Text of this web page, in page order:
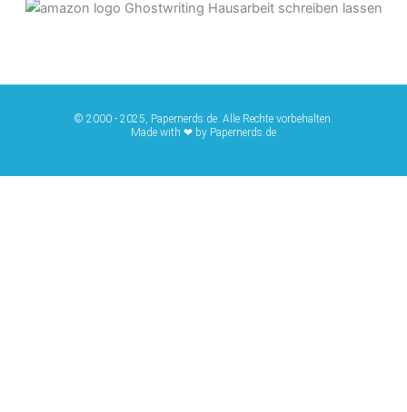
© 2000 - 2025, Papernerds.de. Alle Rechte vorbehalten.
Made with ❤ by Papernerds.de